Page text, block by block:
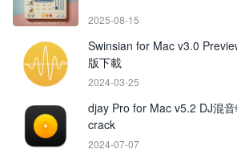
2025-08-15
Swinsian for Mac v3.0
版下載
2024-03-25
djay Pro for Mac v5.2 DJ混
crack
2024-07-07